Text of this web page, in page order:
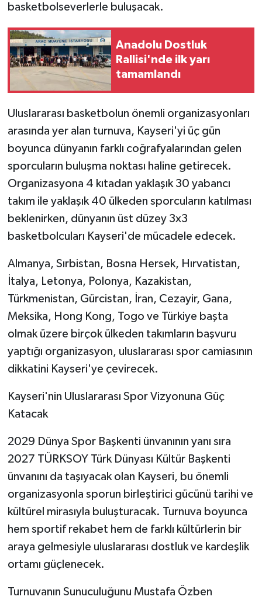
basketbolseverlerle buluşacak.
Anadolu Dostluk
Rallisi'nde ilk yarı
tamamlandı
Uluslararası basketbolun önemli organizasyonları
arasında yer alan turnuva, Kayseri'yi üç gün
boyunca dünyanın farklı coğrafyalarından gelen
sporcuların buluşma noktası haline getirecek.
Organizasyona 4 kıtadan yaklaşık 30 yabancı
takım ile yaklaşık 40 ülkeden sporcuların katılması
beklenirken, dünyanın üst düzey 3x3
basketbolcuları Kayseri'de mücadele edecek.
Almanya, Sırbistan, Bosna Hersek, Hırvatistan,
İtalya, Letonya, Polonya, Kazakistan,
Türkmenistan, Gürcistan, İran, Cezayir, Gana,
Meksika, Hong Kong, Togo ve Türkiye başta
olmak üzere birçok ülkeden takımların başvuru
yaptığı organizasyon, uluslararası spor camiasının
dikkatini Kayseri'ye çevirecek.
Kayseri'nin Uluslararası Spor Vizyonuna Güç
Katacak
2029 Dünya Spor Başkenti ünvanının yanı sıra
2027 TÜRKSOY Türk Dünyası Kültür Başkenti
ünvanını da taşıyacak olan Kayseri, bu önemli
organizasyonla sporun birleştirici gücünü tarihi ve
kültürel mirasıyla buluşturacak. Turnuva boyunca
hem sportif rekabet hem de farklı kültürlerin bir
araya gelmesiyle uluslararası dostluk ve kardeşlik
ortamı güçlenecek.
Turnuvanın Sunuculuğunu Mustafa Özben